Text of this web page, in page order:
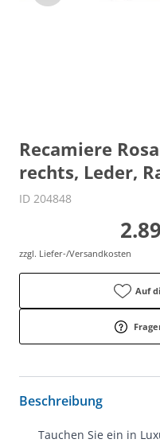
Recamiere
rechts, Leder,
ID 204848
zzgl. Liefer-/Versandkosten
Auf
Beschreibung
Tauchen Sie ein in